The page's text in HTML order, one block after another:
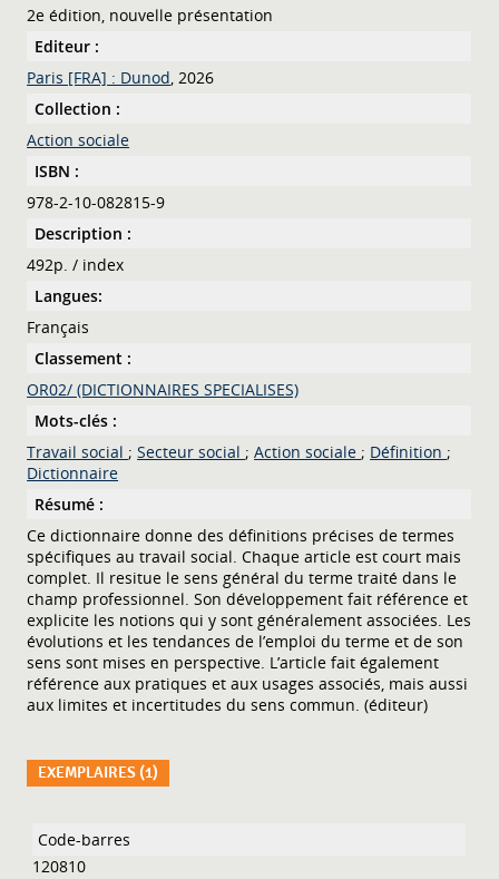
2e édition, nouvelle présentation
Editeur :
Paris [FRA] : Dunod, 2026
Collection :
Action sociale
ISBN :
978-2-10-082815-9
Description :
492p. / index
Langues:
Français
Classement :
OR02/ (DICTIONNAIRES SPECIALISES)
Mots-clés :
Travail social ; Secteur social ; Action sociale ; Définition ;
Dictionnaire
Résumé :
Ce dictionnaire donne des définitions précises de termes
spécifiques au travail social. Chaque article est court mais
complet. Il resitue le sens général du terme traité dans le
champ professionnel. Son développement fait référence et
explicite les notions qui y sont généralement associées. Les
évolutions et les tendances de l’emploi du terme et de son
sens sont mises en perspective. L’article fait également
référence aux pratiques et aux usages associés, mais aussi
aux limites et incertitudes du sens commun. (éditeur)
EXEMPLAIRES (1)
Liste des exemplaires
120810